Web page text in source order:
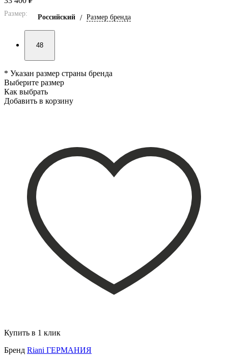
Размер: Российский / Размер бренда
48
* Указан размер страны бренда
Выберите размер
Как выбрать
Добавить в корзину
Купить в 1 клик
Бренд Riani ГЕРМАНИЯ